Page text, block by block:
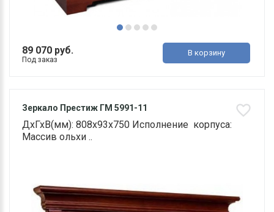
89 070 руб.
Под заказ
В корзину
Зеркало Престиж ГМ 5991-11
ДхГхВ(мм): 808х93х750 Исполнение корпуса:
Массив ольхи ..